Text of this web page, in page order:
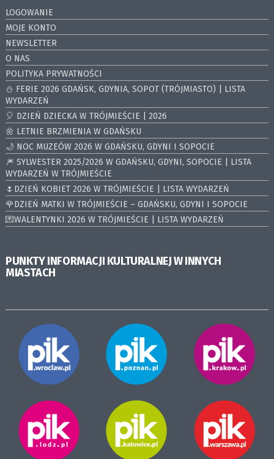
LOGOWANIE
MOJE KONTO
NEWSLETTER
O NAS
POLITYKA PRYWATNOŚCI
⛄️ FERIE 2026 GDAŃSK, GDYNIA, SOPOT (TRÓJMIASTO) | LISTA
WYDARZEŃ
🎈 DZIEŃ DZIECKA W TRÓJMIEŚCIE | 2026
🌼 LETNIE BRZMIENIA W GDAŃSKU
🌙 NOC MUZEÓW 2026 W GDAŃSKU, GDYNI I SOPOCIE
🎆 SYLWESTER 2025/2026 W GDAŃSKU, GDYNI, SOPOCIE | LISTA
WYDARZEŃ W TRÓJMIEŚCIE
🌷DZIEŃ KOBIET 2026 W TRÓJMIEŚCIE | LISTA WYDARZEŃ
🌹DZIEŃ MATKI W TRÓJMIEŚCIE – GDAŃSKU, GDYNI I SOPOCIE
💌WALENTYNKI 2026 W TRÓJMIEŚCIE | LISTA WYDARZEŃ
PUNKTY INFORMACJI KULTURALNEJ W INNYCH
MIASTACH